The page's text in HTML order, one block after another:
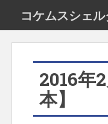
k
コケムスシェ
2016年
本】